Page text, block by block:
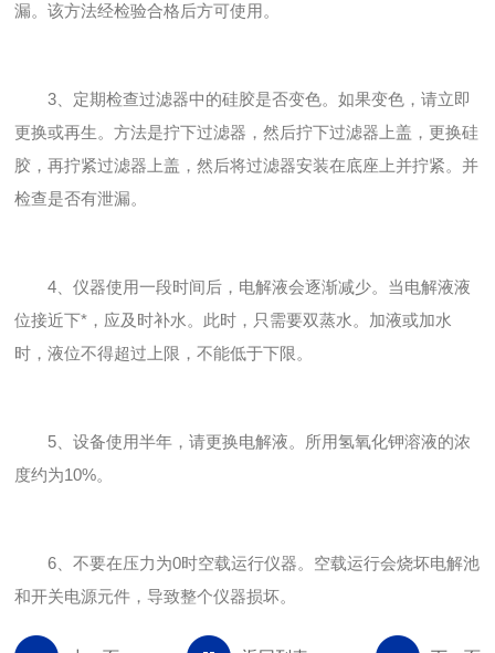
漏。该方法经检验合格后方可使用。
3、定期检查过滤器中的硅胶是否变色。如果变色，请立即
更换或再生。方法是拧下过滤器，然后拧下过滤器上盖，更换硅
胶，再拧紧过滤器上盖，然后将过滤器安装在底座上并拧紧。并
检查是否有泄漏。
4、仪器使用一段时间后，电解液会逐渐减少。当电解液液
位接近下*，应及时补水。此时，只需要双蒸水。加液或加水
时，液位不得超过上限，不能低于下限。
5、设备使用半年，请更换电解液。所用氢氧化钾溶液的浓
度约为10%。
6、不要在压力为0时空载运行仪器。空载运行会烧坏电解池
和开关电源元件，导致整个仪器损坏。